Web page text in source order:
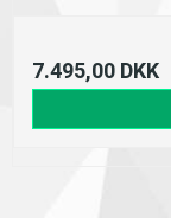
7.495,00 DKK